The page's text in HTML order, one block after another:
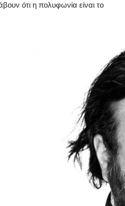
ότι η πολυφωνία είναι το